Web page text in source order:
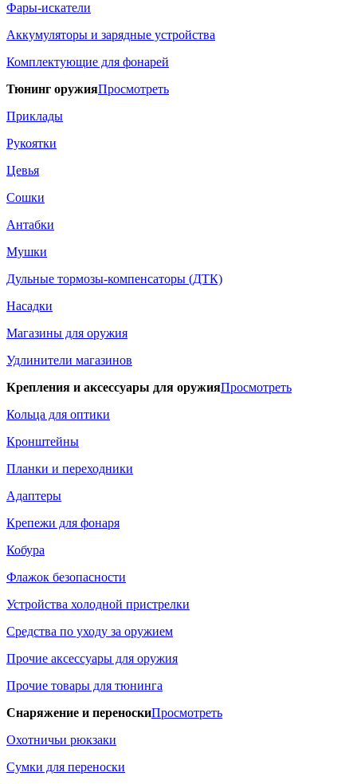
Фары-искатели
Аккумуляторы и зарядные устройства
Комплектующие для фонарей
Тюнинг оружияПросмотреть
Приклады
Рукоятки
Цевья
Сошки
Антабки
Мушки
Дульные тормозы-компенсаторы (ДТК)
Насадки
Магазины для оружия
Удлинители магазинов
Крепления и аксессуары для оружияПросмотреть
Кольца для оптики
Кронштейны
Планки и переходники
Адаптеры
Крепежи для фонаря
Кобура
Флажок безопасности
Устройства холодной пристрелки
Средства по уходу за оружием
Прочие аксессуары для оружия
Прочие товары для тюнинга
Снаряжение и переноскиПросмотреть
Охотничьи рюкзаки
Сумки для переноски